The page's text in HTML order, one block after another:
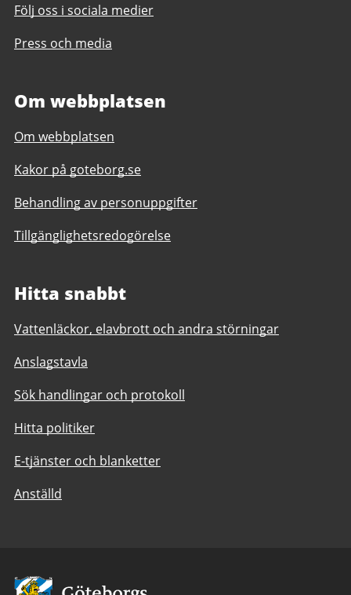
Följ oss i sociala medier
Press och media
Om webbplatsen
Om webbplatsen
Kakor på goteborg.se
Behandling av personuppgifter
Tillgänglighetsredogörelse
Hitta snabbt
Vattenläckor, elavbrott och andra störningar
Anslagstavla
Sök handlingar och protokoll
Hitta politiker
E-tjänster och blanketter
Anställd
Avsändare: